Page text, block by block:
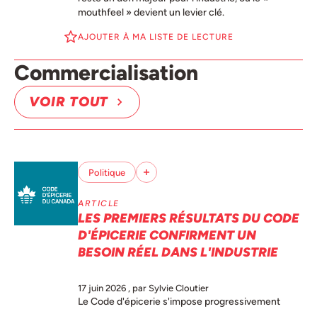
mouthfeel » devient un levier clé.
AJOUTER À MA LISTE DE LECTURE
Commercialisation
VOIR TOUT
Politique
ARTICLE
LES PREMIERS RÉSULTATS DU CODE
D'ÉPICERIE CONFIRMENT UN
BESOIN RÉEL DANS L'INDUSTRIE
17 juin 2026 , par Sylvie Cloutier
Le Code d'épicerie s'impose progressivement